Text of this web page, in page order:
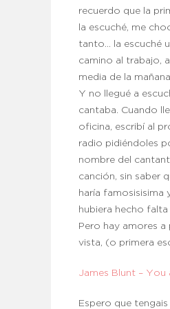
recuerdo que la
la escuché, me
tanto… la escuché
camino al trabajo,
media de la
Y no llegué a
cantaba. Cuando
oficina, escribí al
radio pidiéndoles
nombre del
canción, sin saber
haría famosisisima
hubiera hecho falta
Pero hay amores a
vista, (o primera
James Blunt – You
Espero que tengais